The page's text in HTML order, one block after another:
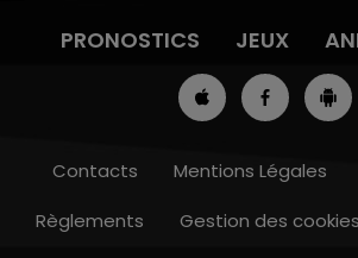
7h00 - 10h00
PRONOSTICS
JEUX
Contacts Mentions Légales
Règlements
Gestion des cookies